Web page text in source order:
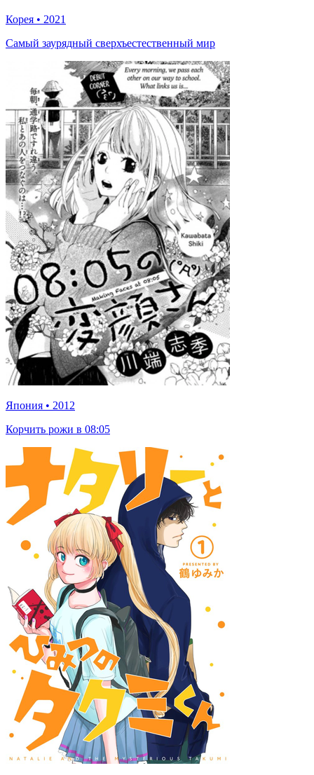
Корея • 2021
Самый заурядный сверхъестественный мир
Япония • 2012
Корчить рожи в 08:05